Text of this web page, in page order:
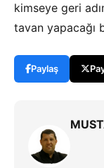
kimseye geri
tavan yapacağı
Paylaş